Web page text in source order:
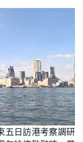
五日訪港考察調研